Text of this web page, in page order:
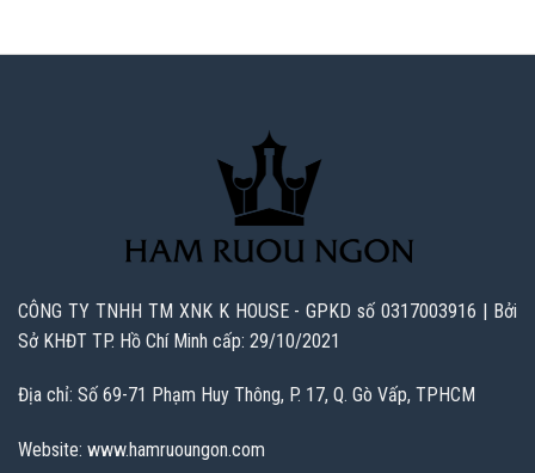
CÔNG TY TNHH TM XNK K HOUSE - GPKD số 0317003916 | Bởi
Sở KHĐT TP. Hồ Chí Minh cấp: 29/10/2021
Địa chỉ: Số 69-71 Phạm Huy Thông, P. 17, Q. Gò Vấp, TPHCM
Website: www.hamruoungon.com